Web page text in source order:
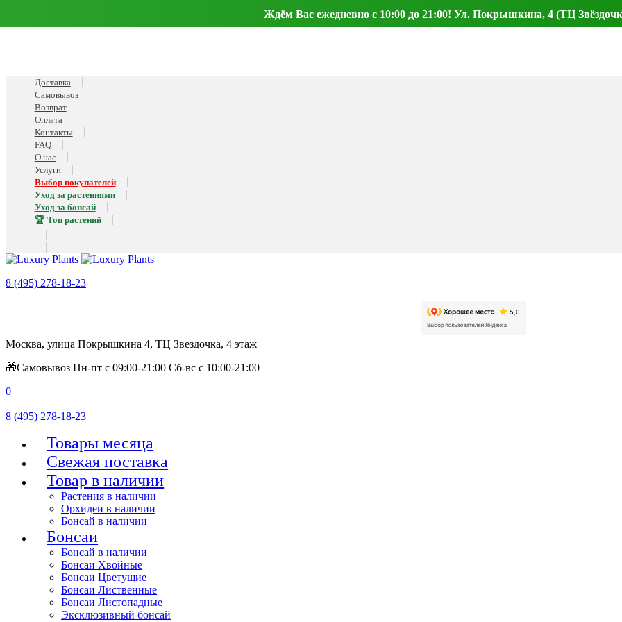
Ждём Вас ежедневно с 10:00 до 21:00! Ул. Покрышкина, 4 (ТЦ
Доставка
Самовывоз
Возврат
Оплата
Контакты
FAQ
О нас
Услуги
Выбор покупателей
Уход за растениями
Уход за бонсай
🏆 Топ растений
8 (495) 278-18-23
Москва, улица Покрышкина 4, ТЦ Звездочка, 4 этаж
🎁Самовывоз Пн-пт с 09:00-21:00 Сб-вс с 10:00-21:00
0
8 (495) 278-18-23
Товары месяца
Свежая поставка
Товар в наличии
Растения в наличии
Орхидеи в наличии
Бонсай в наличии
Бонсаи
Бонсай в наличии
Бонсаи Хвойные
Бонсаи Цветущие
Бонсаи Лиственные
Бонсаи Листопадные
Эксклюзивный бонсай